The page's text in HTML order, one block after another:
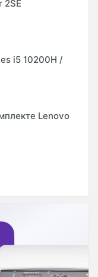
2SE
i5 10200H /
Lenovo